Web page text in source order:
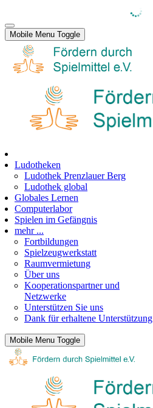
Mobile Menu Toggle
Ludotheken
Ludothek Prenzlauer Berg
Ludothek global
Globales Lernen
Computerlabor
Spielen im Gefängnis
mehr ...
Fortbildungen
Spielzeugwerkstatt
Raumvermietung
Über uns
Kooperationspartner und
Netzwerke
Unterstützen Sie uns
Dank für erhaltene Unterstützung
Mobile Menu Toggle